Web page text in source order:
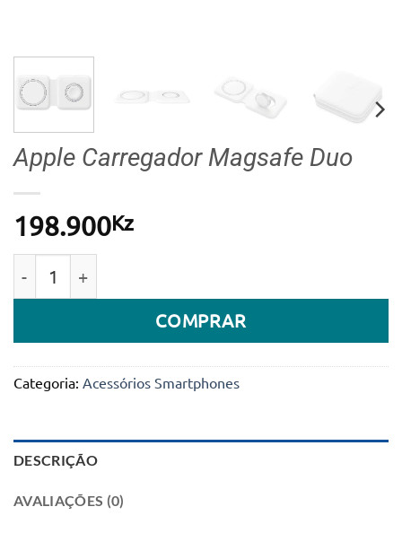
Apple Carregador Magsafe Duo
198.900Kz
COMPRAR
Categoria: Acessórios Smartphones
DESCRIÇÃO
AVALIAÇÕES (0)